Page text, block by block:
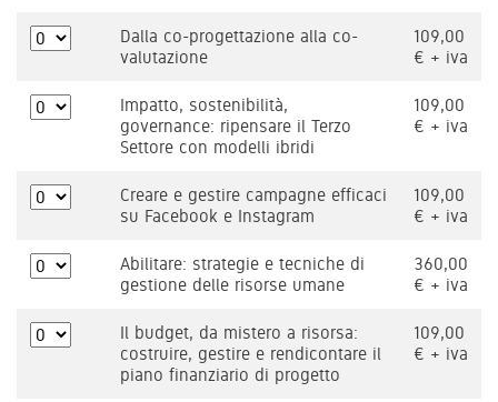
Dalla co-progettazione alla co-
valutazione
109,00
€ + iva
Impatto, sostenibilità,
governance: ripensare il Terzo
Settore con modelli ibridi
109,00
€ + iva
Creare e gestire campagne efficaci
su Facebook e Instagram
109,00
€ + iva
Abilitare: strategie e tecniche di
gestione delle risorse umane
360,00
€ + iva
Il budget, da mistero a risorsa:
costruire, gestire e rendicontare il
piano finanziario di progetto
109,00
€ + iva